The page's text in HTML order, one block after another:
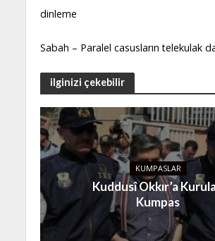
dinleme
Sabah – Paralel casusların telekulak
ilginizi çekebilir
KUMPASLAR
Kuddusî Okkır’a
Kumpas